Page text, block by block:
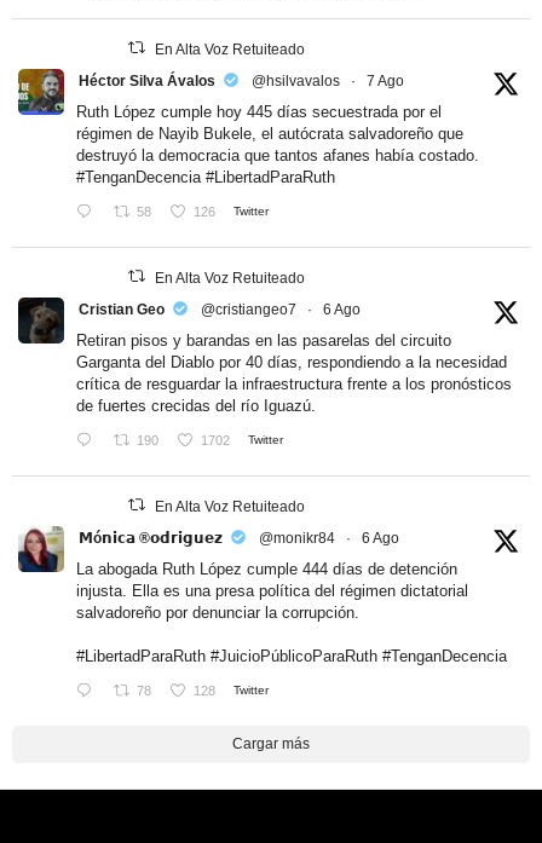
En Alta Voz Retuiteado
Héctor Silva Ávalos
@hsilvavalos · 7 Ago
Ruth López cumple hoy 445 días secuestrada por el
régimen de Nayib Bukele, el autócrata salvadoreño que
destruyó la democracia que tantos afanes había costado.
#TenganDecencia #LibertadParaRuth
58 126 Twitter
En Alta Voz Retuiteado
Cristian Geo
@cristiangeo7 · 6 Ago
Retiran pisos y barandas en las pasarelas del circuito
Garganta del Diablo por 40 días, respondiendo a la necesidad
crítica de resguardar la infraestructura frente a los pronósticos
de fuertes crecidas del río Iguazú.
190 1702 Twitter
En Alta Voz Retuiteado
𝗠ó𝗻𝗶𝗰𝗮 ®𝗼𝗱𝗿𝗶𝗴𝘂𝗲𝘇
@monikr84 · 6 Ago
La abogada Ruth López cumple 444 días de detención
injusta. Ella es una presa política del régimen dictatorial
salvadoreño por denunciar la corrupción.
#LibertadParaRuth #JuicioPúblicoParaRuth #TenganDecencia
78 128 Twitter
Cargar más